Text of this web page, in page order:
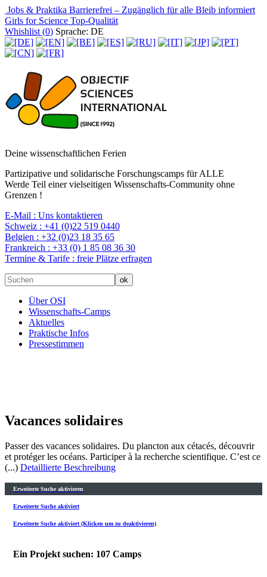
Jobs & Praktika Barrierefrei – Zugänglich für alle Bleib informiert
Girls for Science Top-Qualität
Whishlist (0) Sprache: DE
Deine wissenschaftlichen Ferien
Partizipative und solidarische Forschungscamps für ALLE
Werde Teil einer vielseitigen Wissenschafts-Community ohne
Grenzen !
E-Mail : Uns kontaktieren
Schweiz : +41 (0)22 519 0440
Belgien : +32 (0)23 18 35 65
Frankreich : +33 (0) 1 85 08 36 30
Termine & Tarife : freie Plätze erfragen
Über OSI
Wissenschafts-Camps
Aktuelles
Praktische Infos
Pressestimmen
Vacances solidaires
Passer des vacances solidaires. Du plancton aux cétacés, découvrir
et protéger les océans. Participer à la recherche scientifique. C’est ce
(...) Detaillierte Beschreibung
Erweiterte Suche aktivieren
Erweiterte Suche aktiviert
Erweiterte Suche aktiviert (Klicken um zu deaktivieren)
Ein Projekt suchen: 107 Camps